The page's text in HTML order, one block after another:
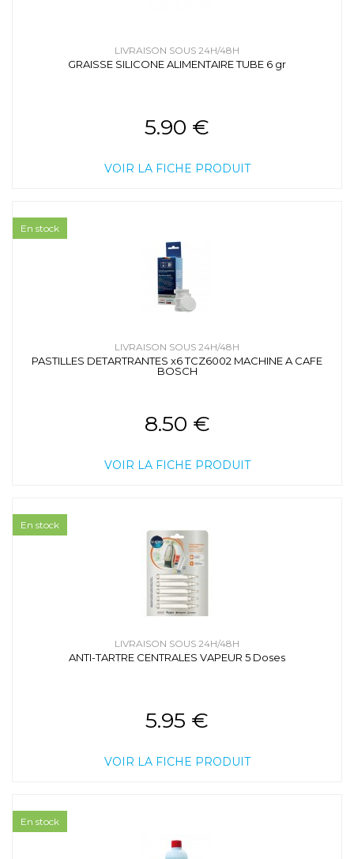
LIVRAISON SOUS 24H/48H
GRAISSE SILICONE ALIMENTAIRE TUBE 6 gr
5.90 €
VOIR LA FICHE PRODUIT
LIVRAISON SOUS 24H/48H
PASTILLES DETARTRANTES x6 TCZ6002 MACHINE A CAFE
BOSCH
8.50 €
VOIR LA FICHE PRODUIT
En stock
LIVRAISON SOUS 24H/48H
ANTI-TARTRE CENTRALES VAPEUR 5 Doses
5.95 €
VOIR LA FICHE PRODUIT
En stock
En stock